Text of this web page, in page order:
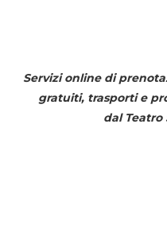
Servizi online di
gratuiti, trasporti e
dal Teatro